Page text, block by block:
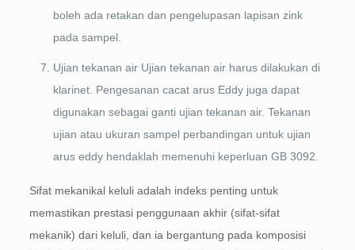
boleh ada retakan dan pengelupasan lapisan zink
pada sampel.
Ujian tekanan air Ujian tekanan air harus dilakukan di
klarinet. Pengesanan cacat arus Eddy juga dapat
digunakan sebagai ganti ujian tekanan air. Tekanan
ujian atau ukuran sampel perbandingan untuk ujian
arus eddy hendaklah memenuhi keperluan GB 3092.
Sifat mekanikal keluli adalah indeks penting untuk
memastikan prestasi penggunaan akhir (sifat-sifat
mekanik) dari keluli, dan ia bergantung pada komposisi